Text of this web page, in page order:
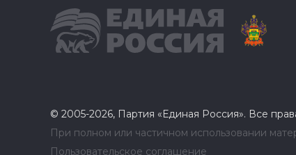
© 2005-2026, Партия «Единая Россия». Все
При полном или частичном использовании
Пользовательское соглашение